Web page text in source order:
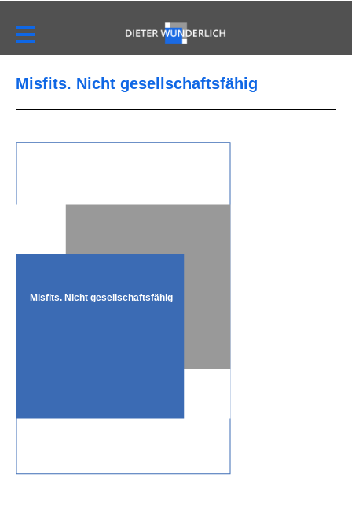
Misfits. Nicht gesellschaftsfähig
Misfits. Nicht gesellschaftsfähig